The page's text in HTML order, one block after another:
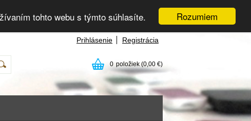
Rozumiem
tohto webu s týmto súhlasíte.
Prihlásenie Registrácia
0 položiek (0,00 €)